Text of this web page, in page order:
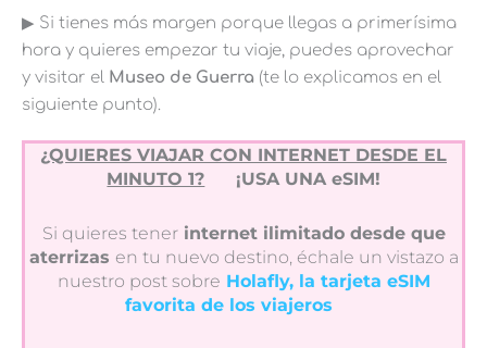
▶︎ Si tienes más margen porque llegas a primerísima
hora y quieres empezar tu viaje, puedes aprovechar
y visitar el Museo de Guerra (te lo explicamos en el
siguiente punto).
¿QUIERES VIAJAR CON INTERNET DESDE EL
MINUTO 1?
¡USA UNA eSIM!
Si quieres tenerinternet ilimitado desde que
aterrizas en tu nuevo destino, échale un vistazo a
nuestro post sobre Holafly, la tarjeta eSIM
favorita de los viajeros